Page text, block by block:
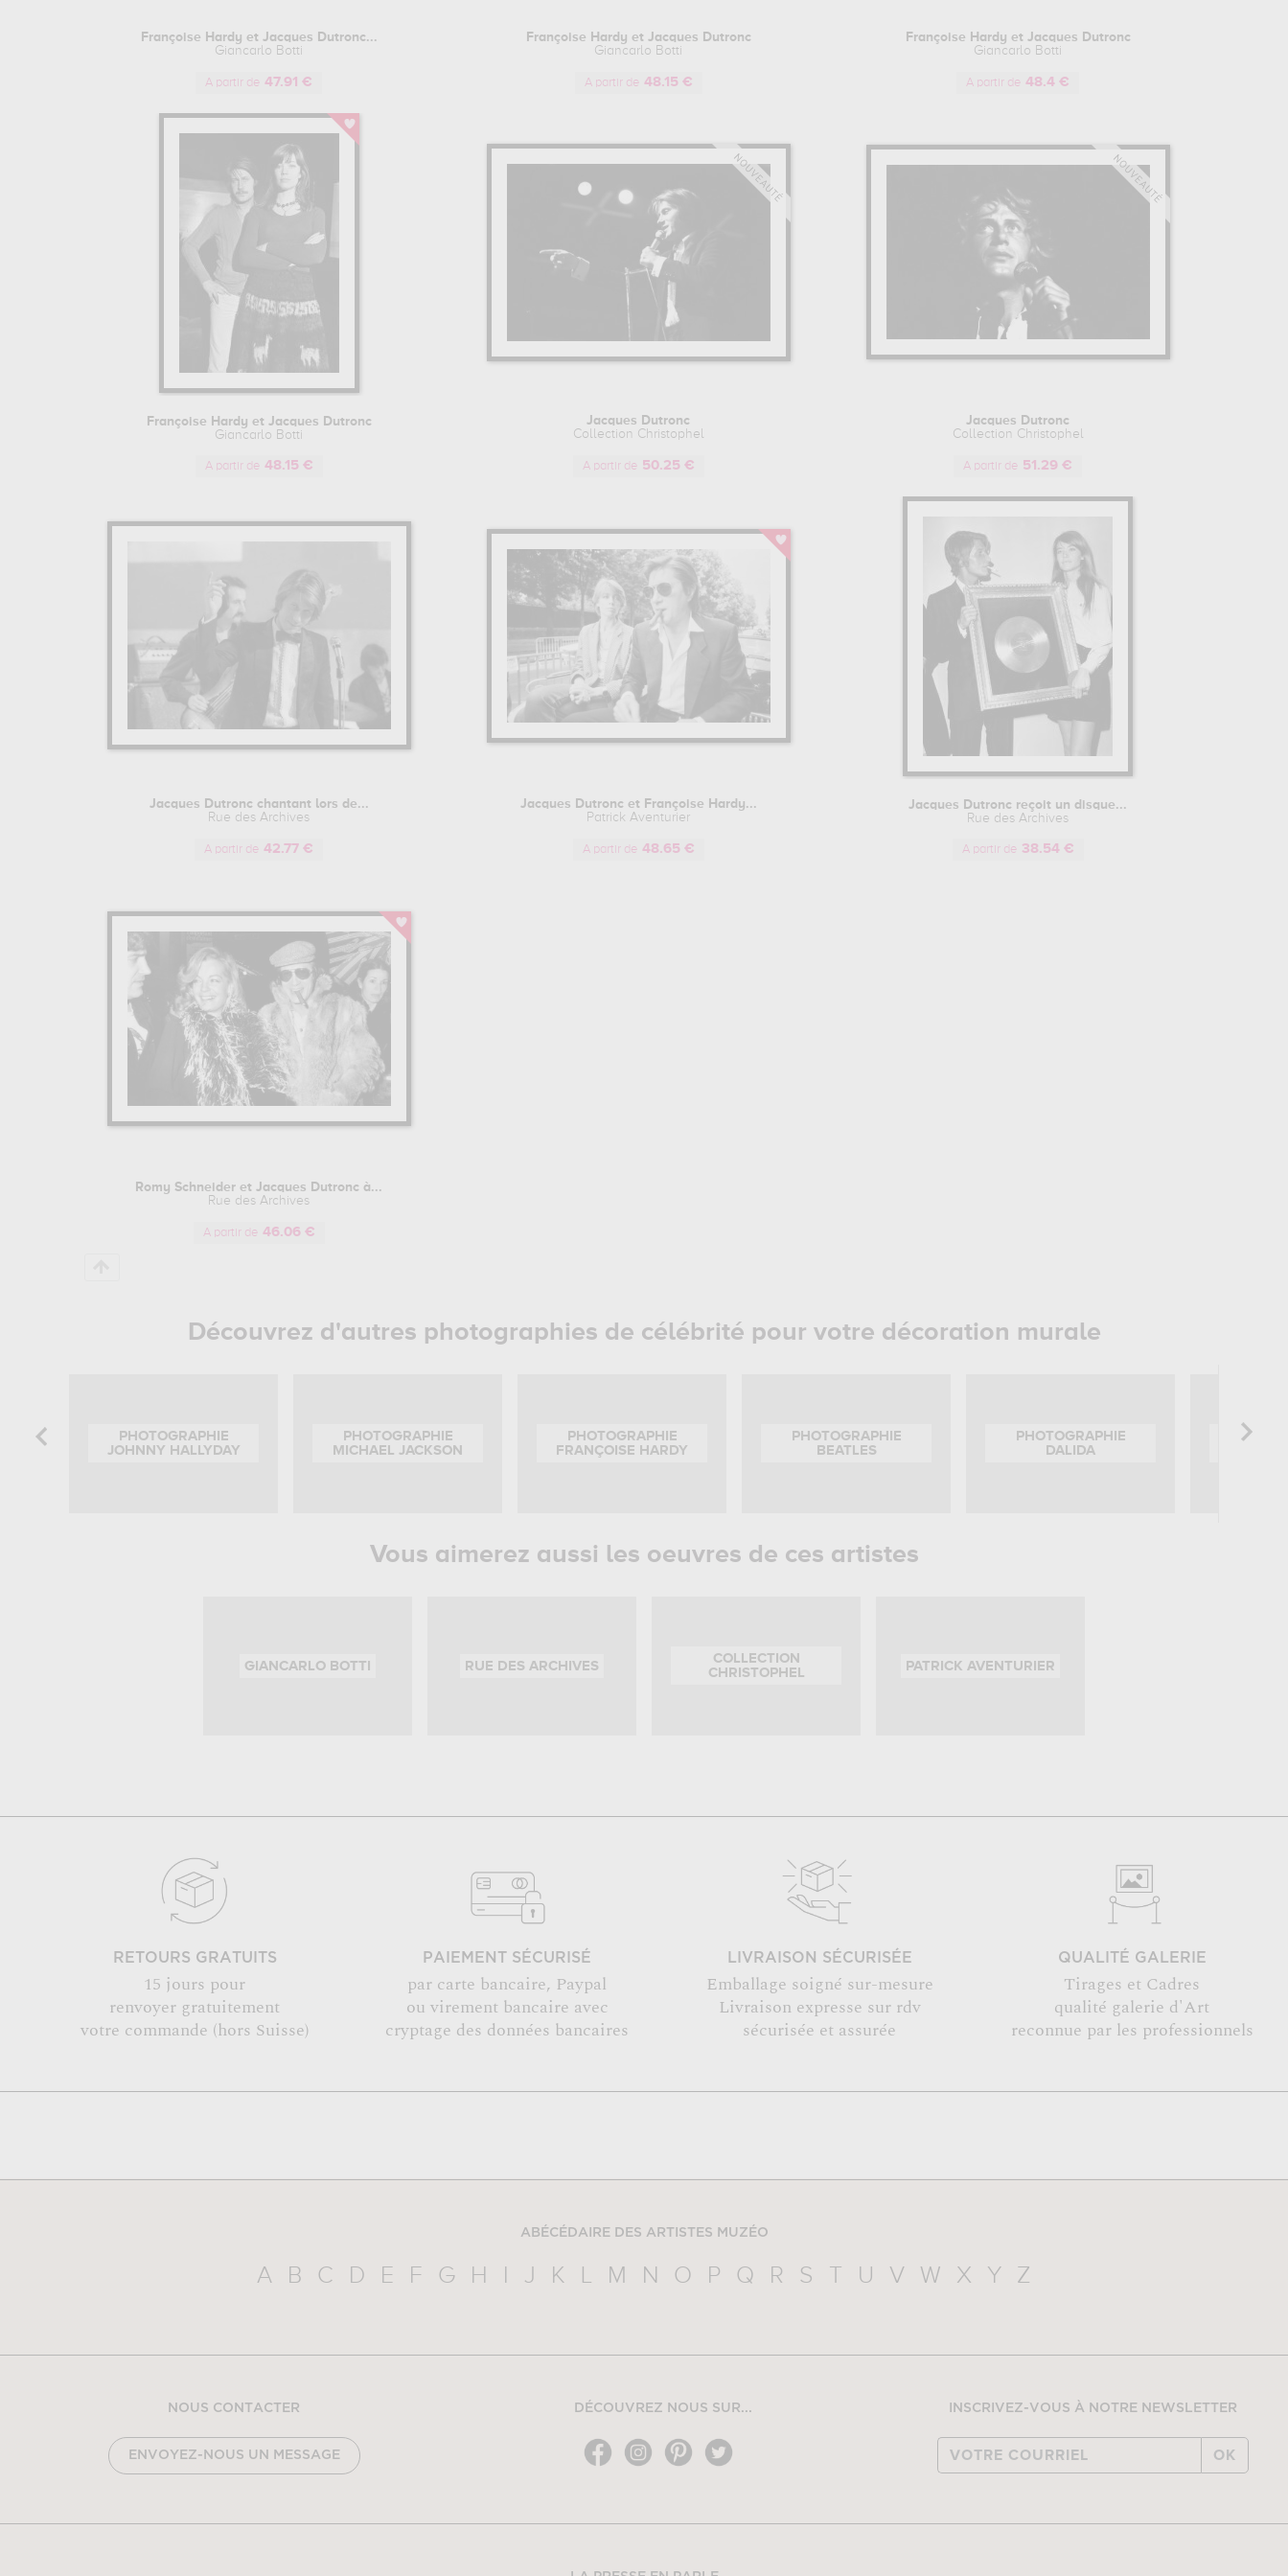
Françoise Hardy et Jacques Dutronc...
Giancarlo Botti
A partir de 47.91 €
Françoise Hardy et Jacques Dutronc
Giancarlo Botti
A partir de 48.15 €
Françoise Hardy et Jacques Dutronc
Giancarlo Botti
A partir de 48.4 €
Françoise Hardy et Jacques Dutronc
Giancarlo Botti
A partir de 48.15 €
Jacques Dutronc
Collection Christophel
A partir de 50.25 €
Jacques Dutronc
Collection Christophel
A partir de 51.29 €
Jacques Dutronc chantant lors de...
Rue des Archives
A partir de 42.77 €
Jacques Dutronc et Françoise Hardy...
Patrick Aventurier
A partir de 48.65 €
Jacques Dutronc reçoit un disque...
Rue des Archives
A partir de 38.54 €
Romy Schneider et Jacques Dutronc à...
Rue des Archives
A partir de 46.06 €
Découvrez d'autres photographies de célébrité pour votre décoration murale
PHOTOGRAPHIE
JOHNNY HALLYDAY
PHOTOGRAPHIE
MICHAEL JACKSON
PHOTOGRAPHIE
FRANÇOISE HARDY
PHOTOGRAPHIE
BEATLES
PHOTOGRAPHIE
DALIDA
Vous aimerez aussi les oeuvres de ces artistes
GIANCARLO BOTTI RUE DES ARCHIVES
COLLECTION
CHRISTOPHEL
PATRICK AVENTURIER
RETOURS GRATUITS
15 jours pour
renvoyer gratuitement
votre commande (hors Suisse)
PAIEMENT SÉCURISÉ
par carte bancaire, Paypal
ou virement bancaire avec
cryptage des données bancaires
LIVRAISON SÉCURISÉE
Emballage soigné sur-mesure
Livraison expresse sur rdv
sécurisée et assurée
QUALITÉ GALERIE
Tirages et Cadres
qualité galerie d'Art
reconnue par les professionnels
ABÉCÉDAIRE DES ARTISTES MUZÉO
A B C D E F G H I J K L M N O P Q R S T U V W X Y Z
NOUS CONTACTER
ENVOYEZ-NOUS UN MESSAGE
DÉCOUVREZ NOUS SUR... INSCRIVEZ-VOUS À NOTRE NEWSLETTER
OK